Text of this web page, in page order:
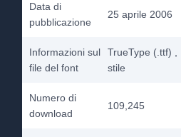
Data di
pubblicazione
25 aprile 2006
Informazioni sul
file del font
TrueType (.ttf)
stile
Numero di
download
109,245